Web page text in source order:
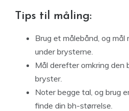
Tips til måling:
Brug et målebånd, og
under brysterne.
Mål derefter omkring den
bryster.
Noter begge tal, og brug
finde din bh-størrelse.